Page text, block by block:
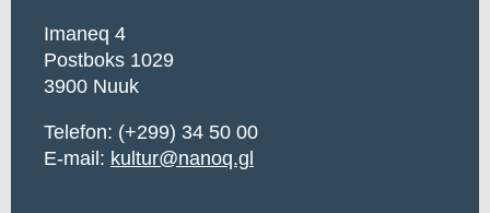
Imaneq 4
Postboks 1029
3900 Nuuk
Telefon: (+299) 34 50 00
E-mail: kultur@nanoq.gl